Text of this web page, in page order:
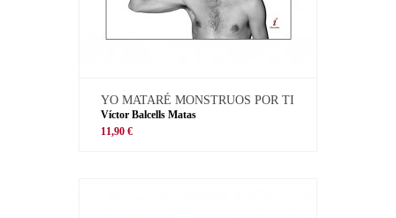
YO MATARÉ MONSTRUOS POR TI
Víctor Balcells Matas
11,90 €